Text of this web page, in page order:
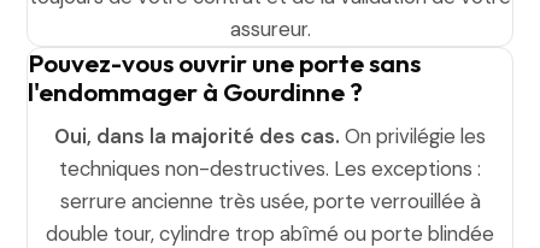
assureur.
Pouvez-vous ouvrir une porte sans
l'endommager à Gourdinne ?
Oui, dans la majorité des cas. On privilégie les
techniques non-destructives. Les exceptions :
serrure ancienne très usée, porte verrouillée à
double tour, cylindre trop abîmé ou porte blindée